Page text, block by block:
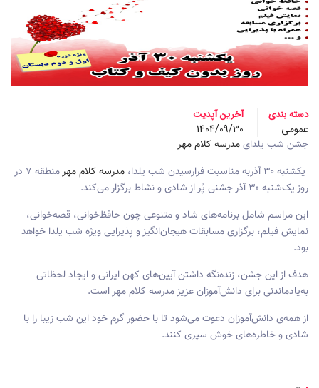
دسته بندی
عمومی
آخرین آپدیت
1404/09/30
جشن شب یلدایمدرسه کلام مهر
یکشنبه ۳۰ آذربه مناسبت فرارسیدن شب یلدا،
مدرسه کلام مهر
منطقه ۷ در
روز یک‌شنبه ۳۰ آذر جشنی پُر از شادی و نشاط برگزار می‌کند.
این مراسم شامل برنامه‌های شاد و متنوعی چون حافظ‌خوانی، قصه‌خوانی،
نمایش فیلم، برگزاری مسابقات هیجان‌انگیز و پذیرایی ویژه شب یلدا خواهد
بود.
هدف از این جشن، زنده‌نگه داشتن آیین‌های کهن ایرانی و ایجاد لحظاتی
به‌یادماندنی برای دانش‌آموزان عزیز مدرسه کلام مهر است.
از همه‌ی دانش‌آموزان دعوت می‌شود تا با حضور گرم خود این شب زیبا را با
شادی و خاطره‌های خوش سپری کنند.